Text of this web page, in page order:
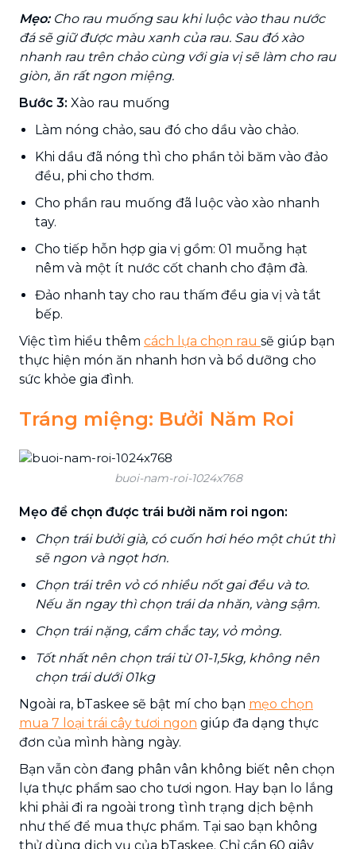
Mẹo:Cho rau muống sau khi luộc vào thau nước
đá sẽ giữ được màu xanh của rau. Sau đó xào
nhanh rau trên chảo cùng với gia vị sẽ làm cho rau
giòn, ăn rất ngon miệng.
Bước 3: Xào rau muống
Làm nóng chảo, sau đó cho dầu vào chảo.
Khi dầu đã nóng thì cho phần tỏi băm vào đảo
đều, phi cho thơm.
Cho phần rau muống đã luộc vào xào nhanh
tay.
Cho tiếp hỗn hợp gia vị gồm: 01 muỗng hạt
nêm và một ít nước cốt chanh cho đậm đà.
Đảo nhanh tay cho rau thấm đều gia vị và tắt
bếp.
Việc tìm hiểu thêm cách lựa chọn rau sẽ giúp bạn
thực hiện món ăn nhanh hơn và bổ dưỡng cho
sức khỏe gia đình.
Tráng miệng: Bưởi Năm Roi
buoi-nam-roi-1024x768
Mẹo để chọn được trái bưởi năm roi ngon:
Chọn trái bưởi già, có cuốn hơi héo một chút thì
sẽ ngon và ngọt hơn.
Chọn trái trên vỏ có nhiều nốt gai đều và to.
Nếu ăn ngay thì chọn trái da nhăn, vàng sậm.
Chọn trái nặng, cầm chắc tay, vỏ mỏng.
Tốt nhất nên chọn trái từ 01-1,5kg, không nên
chọn trái dưới 01kg
Ngoài ra, bTaskee sẽ bật mí cho bạn mẹo chọn
mua 7 loại trái cây tươi ngon giúp đa dạng thực
đơn của mình hàng ngày.
Bạn vẫn còn đang phân vân không biết nên chọn
lựa thực phẩm sao cho tươi ngon. Hay bạn lo lắng
khi phải đi ra ngoài trong tình trạng dịch bệnh
như thế để mua thực phẩm. Tại sao bạn không
thử dùng dịch vụ của bTaskee. Chỉ cần 60 giây